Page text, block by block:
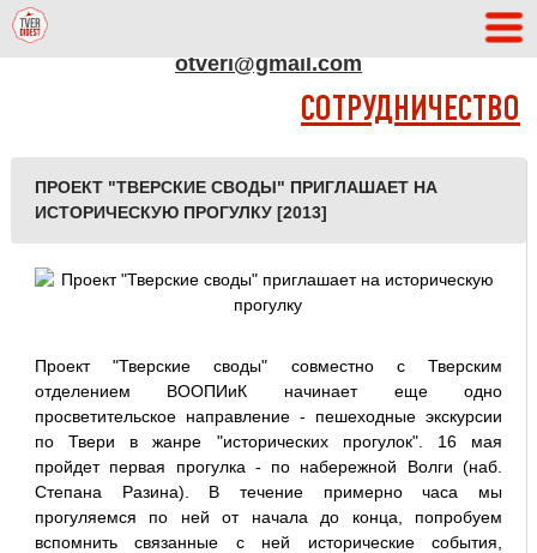
otveri@gmail.com
СОТРУДНИЧЕСТВО
ПРОЕКТ "ТВЕРСКИЕ СВОДЫ" ПРИГЛАШАЕТ НА
ИСТОРИЧЕСКУЮ ПРОГУЛКУ [2013]
Проект "Тверские своды" совместно с Тверским
отделением ВООПИиК начинает еще одно
просветительское направление - пешеходные экскурсии
по Твери в жанре "исторических прогулок". 16 мая
пройдет первая прогулка - по набережной Волги (наб.
Степана Разина). В течение примерно часа мы
прогуляемся по ней от начала до конца, попробуем
вспомнить связанные с ней исторические события,